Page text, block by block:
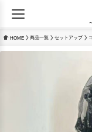
HOME 商品一覧 セットアップ